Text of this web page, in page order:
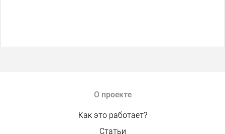
О проекте
Как это работает?
Статьи